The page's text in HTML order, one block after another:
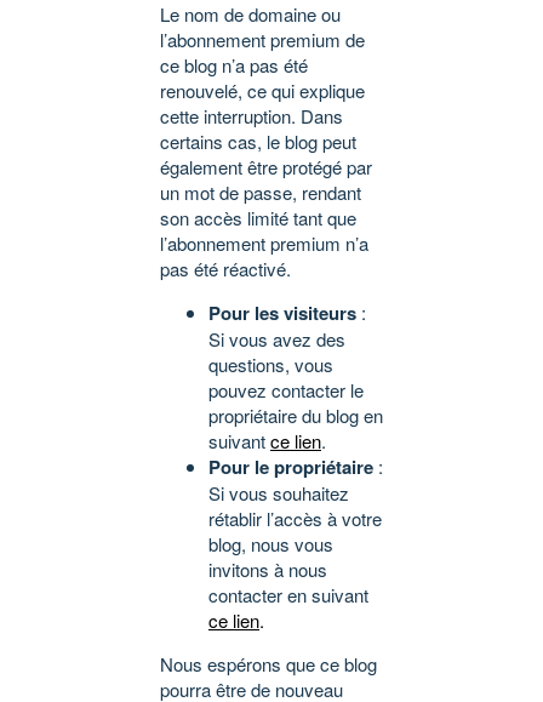
Le nom de domaine ou
l’abonnement premium de
ce blog n’a pas été
renouvelé, ce qui explique
cette interruption. Dans
certains cas, le blog peut
également être protégé par
un mot de passe, rendant
son accès limité tant que
l’abonnement premium n’a
pas été réactivé.
Pour les visiteurs :
Si vous avez des
questions, vous
pouvez contacter le
propriétaire du blog en
suivantce lien.
Pour le propriétaire :
Si vous souhaitez
rétablir l’accès à votre
blog, nous vous
invitons à nous
contacter en suivant
ce lien.
Nous espérons que ce blog
pourra être de nouveau